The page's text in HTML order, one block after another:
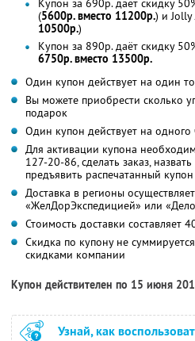
Купон за 690р. даёт скидку
(5600р. вместо 11200р.) и
10500р.)
Купон за 890р. даёт скидку
6750р. вместо 13500р.
Один купон действует на один
Вы можете приобрести сколько
подарок
Один купон действует на одного
Для активации купона
127-20-86, сделать заказ,
предъявить распечатанный
Доставка в регионы
«ЖелДорЭкспедицией» или
Стоимость доставки составляет
Скидка по купону не
скидками компании
Купон действителен по 15 июня
Узнай, как